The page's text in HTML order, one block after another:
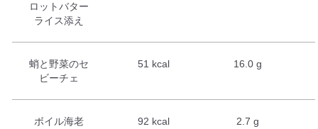
ロットバター
ライス添え
蛸と野菜のセ
ビーチェ
51 kcal 16.0 g
ボイル海老
92 kcal 2.7 g